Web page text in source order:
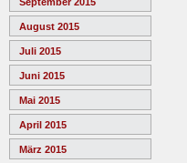
September 2015
August 2015
Juli 2015
Juni 2015
Mai 2015
April 2015
März 2015